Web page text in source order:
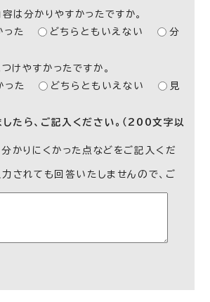
は分かりやすかったですか。
った
どちらともいえない
分
けやすかったですか。
った
どちらともいえない
見
たら、ご記入ください。（200文字以
かりにくかった点などをご記入くだ
されても回答いたしませんので、ご